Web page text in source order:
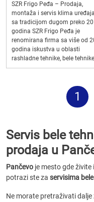
SZR Frigo Peđa – Prodaja,
montaža i servis klima uređaja
sa tradicijom dugom preko 20
godina SZR Frigo Peđa je
renomirana firma sa više od
godina iskustva u oblasti
rashladne tehnike, bele
1
Servis bele
prodaja u
Pančevo je mesto gde
potrazi ste za servisima
Ne morate pretraživati dalje